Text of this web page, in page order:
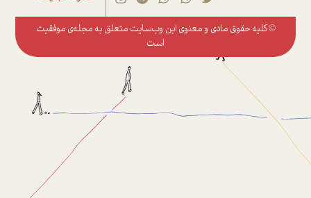
© کلیه حقوق مادی و معنوی این وب‌سایت متعلق به مجله‌ی موفقیت
است